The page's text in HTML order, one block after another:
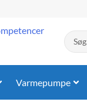
Search
...
Varmepumpe